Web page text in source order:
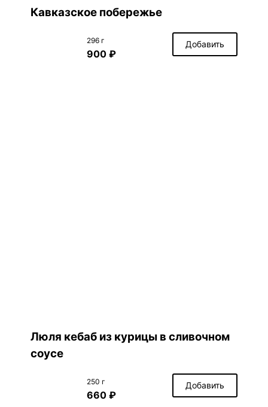
Кавказское побережье
296 г
900 ₽
Добавить
Люля кебаб из курицы в сливочном
соусе
250 г
660 ₽
Добавить